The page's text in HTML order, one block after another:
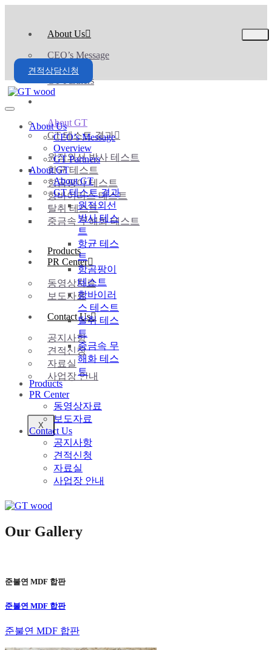
About Us
CEO’s Message
Overview
GT Partners
About GT
GT 테스트 결과
원적외선 방사 테스트
항균 테스트
항곰팡이 테스트
항바이러스 테스트
탈취 테스트
중금속 무해화 테스트
Products
PR Center
동영상자료
보도자료
Contact Us
공지사항
견적신청
자료실
사업장 안내
X
견적상담신청
About Us
CEO’s Message
Overview
GT Partners
About GT
About GT
GT 테스트 결과
원적외선
방사 테스
트
항균 테스
트
항곰팡이
테스트
항바이러
스 테스트
탈취 테스
트
중금속 무
해화 테스
트
Products
PR Center
동영상자료
보도자료
Contact Us
공지사항
견적신청
자료실
사업장 안내
Our Gallery
준불연 MDF 합판
준불연 MDF 합판
준불연 MDF 합판